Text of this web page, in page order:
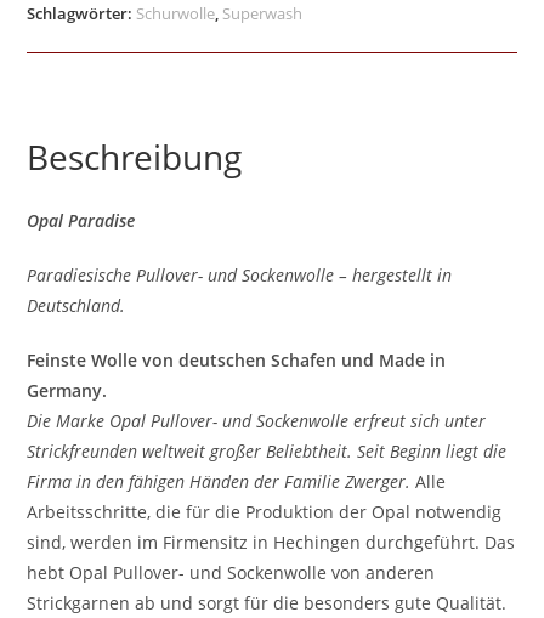
Schlagwörter: Schurwolle, Superwash
Beschreibung
Opal Paradise
Paradiesische Pullover- und Sockenwolle – hergestellt in
Deutschland.
Feinste Wolle von deutschen Schafen und Made in
Germany.
Die Marke Opal Pullover- und Sockenwolle erfreut sich unter
Strickfreunden weltweit großer Beliebtheit. Seit Beginn liegt die
Firma in den fähigen Händen der Familie Zwerger. Alle
Arbeitsschritte, die für die Produktion der Opal notwendig
sind, werden im Firmensitz in Hechingen durchgeführt. Das
hebt Opal Pullover- und Sockenwolle von anderen
Strickgarnen ab und sorgt für die besonders gute Qualität.